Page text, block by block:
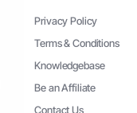
Privacy Policy
Terms & Conditions
Knowledgebase
Be an Affiliate
Contact Us